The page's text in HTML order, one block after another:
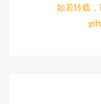
如若转载